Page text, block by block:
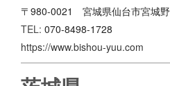
〒980-0021 宮城県仙台市宮城
TEL: 070-8498-1728
https://www.bishou-yuu.com